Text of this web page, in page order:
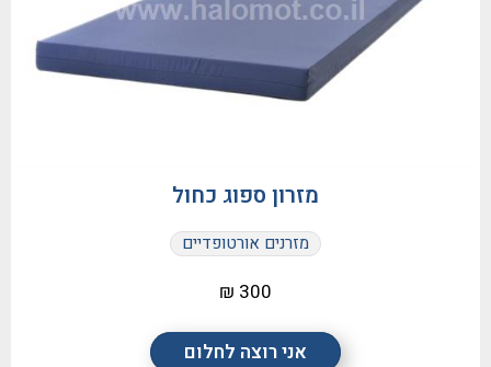
אני רוצה לחלום
מזרון ספוג כחול
מזרנים אורטופדיים
300 ₪